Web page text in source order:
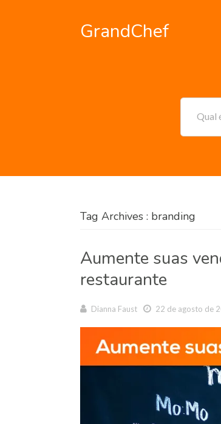
GrandChef
Qual
Tag Archives : branding
Aumente suas
restaurante
Dianna Faust 22 de agosto de